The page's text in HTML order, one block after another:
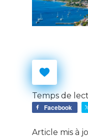
Temps de
Facebook
Article mis à